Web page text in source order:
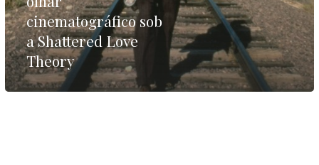
a
Shattered
Love
Theory
cinematográfico sob
a Shattered Love
Theory